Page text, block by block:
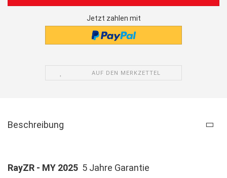
Jetzt zahlen mit
AUF DEN MERKZETTEL
Beschreibung
RayZR - MY 2025 5 Jahre Garantie